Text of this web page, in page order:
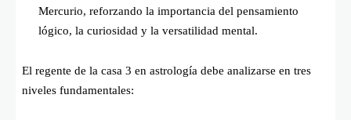
Mercurio, reforzando la importancia del pensamiento
lógico, la curiosidad y la versatilidad mental.
El regente de la casa 3 en astrología debe analizarse en tres
niveles fundamentales: